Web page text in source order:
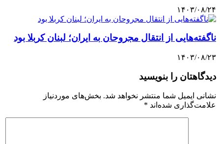
۱۴۰۳/۰۸/۲۴
ناگفته‌هایی از انتقال مجروحان به ایران؛ لبنان کربلا بود
۱۴۰۳/۰۸/۲۳
دیدگاهتان را بنویسید
نشانی ایمیل شما منتشر نخواهد شد. بخش‌های موردنیاز
علامت‌گذاری شده‌اند *